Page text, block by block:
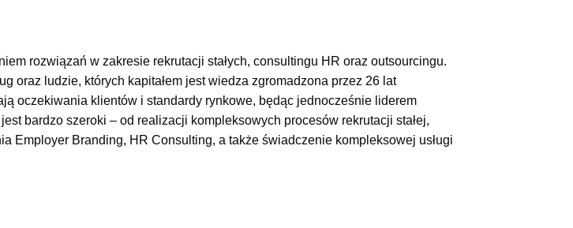
rozwiązań w zakresie rekrutacji stałych, consultingu HR oraz outsourcingu.
oraz ludzie, których kapitałem jest wiedza zgromadzona przez 26 lat
oczekiwania klientów i standardy rynkowe, będąc jednocześnie liderem
bardzo szeroki – od realizacji kompleksowych procesów rekrutacji stałej,
Employer Branding, HR Consulting, a także świadczenie kompleksowej usługi